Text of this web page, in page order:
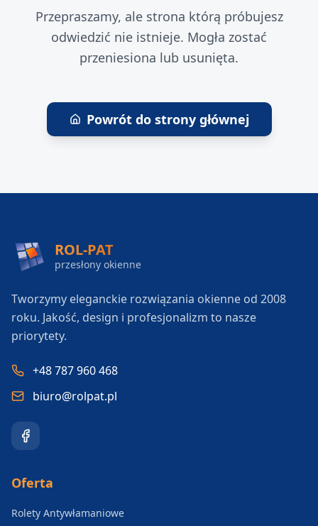
Przepraszamy, ale strona którą próbujesz
odwiedzić nie istnieje. Mogła zostać
przeniesiona lub usunięta.
Powrót do strony głównej
ROL-PAT
przesłony okienne
Tworzymy eleganckie rozwiązania okienne od 2008
roku. Jakość, design i profesjonalizm to nasze
priorytety.
+48 787 960 468
biuro@rolpat.pl
Oferta
Rolety Antywłamaniowe